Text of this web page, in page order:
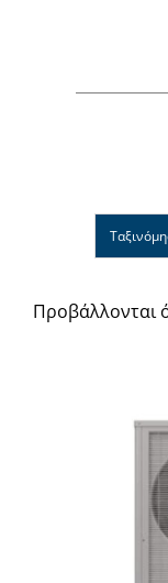
Προβάλλονται